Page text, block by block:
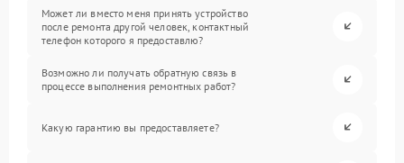
Может ли вместо меня принять устройство
после ремонта другой человек, контактный
телефон которого я предоставлю?
Возможно ли получать обратную связь в
процессе выполнения ремонтных работ?
Какую гарантию вы предоставляете?